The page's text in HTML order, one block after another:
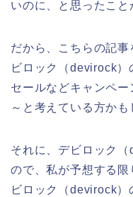
いのに、と思ったこと
だから、こちらの記
ビロック（devirock）
セールなどキャンペ
～と考えている方かも
それに、デビロック
ので、私が予想する
ビロック（devirock）